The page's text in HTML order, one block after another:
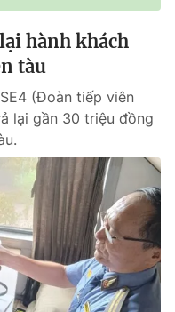
hành khách
tàu
(Đoàn tiếp viên
lại gần 30 triệu đồng